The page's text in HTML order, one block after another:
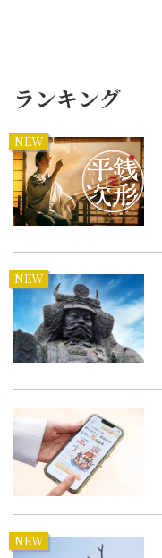
ランキング
NEW
NEW
NEW